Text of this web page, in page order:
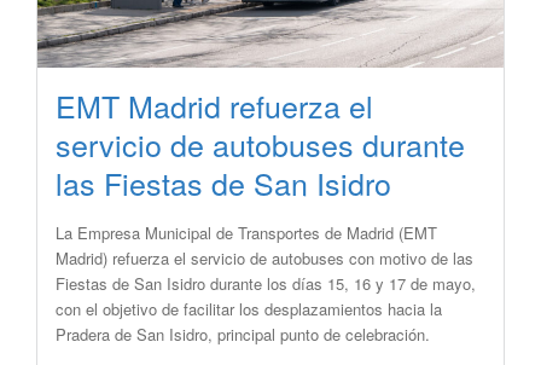
EMT Madrid refuerza el
servicio de autobuses durante
las Fiestas de San Isidro
​La Empresa Municipal de Transportes de Madrid (EMT
Madrid) refuerza el servicio de autobuses con motivo de las
Fiestas de San Isidro durante los días 15, 16 y 17 de mayo,
con el objetivo de facilitar los desplazamientos hacia la
Pradera de San Isidro, principal punto de celebración.